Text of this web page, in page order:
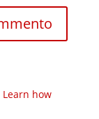
Learn how